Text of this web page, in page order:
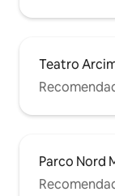
Teatro
Parco Nord